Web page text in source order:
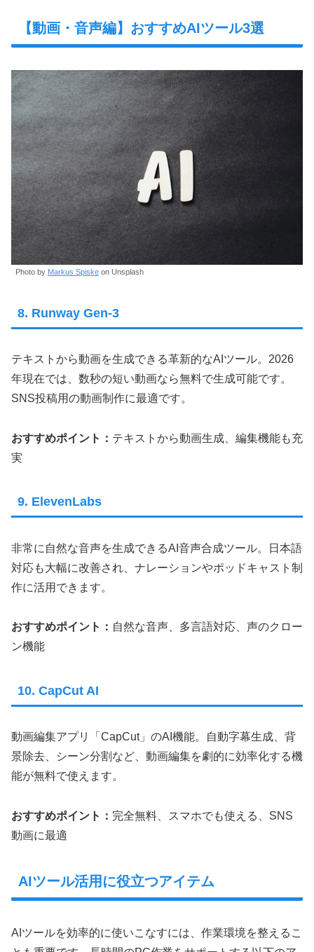
【動画・音声編】おすすめAIツール3選
Photo by Markus Spiske on Unsplash
8. Runway Gen-3
テキストから動画を生成できる革新的なAIツール。2026
年現在では、数秒の短い動画なら無料で生成可能です。
SNS投稿用の動画制作に最適です。
おすすめポイント： テキストから動画生成、編集機能も充
実
9. ElevenLabs
非常に自然な音声を生成できるAI音声合成ツール。日本語
対応も大幅に改善され、ナレーションやポッドキャスト制
作に活用できます。
おすすめポイント： 自然な音声、多言語対応、声のクロー
ン機能
10. CapCut AI
動画編集アプリ「CapCut」のAI機能。自動字幕生成、背
景除去、シーン分割など、動画編集を劇的に効率化する機
能が無料で使えます。
おすすめポイント： 完全無料、スマホでも使える、SNS
動画に最適
AIツール活用に役立つアイテム
AIツールを効率的に使いこなすには、作業環境を整えるこ